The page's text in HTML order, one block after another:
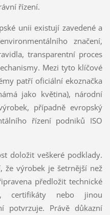
řízení.
unii existují zavedené a
značení,
transparentní proces
Mezi tyto klíčové
patří oficiální ekoznačka
jako květina), národní
případně evropský
řízení podniků ISO
doložit veškeré podklady.
že výrobek je šetrnější než
předložit technické
certifikáty nebo jinou
potvrzuje. Právě důkazní